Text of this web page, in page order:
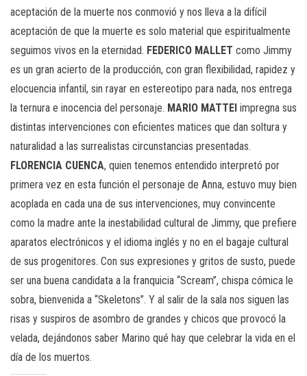
aceptación de la muerte nos conmovió y nos lleva a la difícil
aceptación de que la muerte es solo material que espiritualmente
seguimos vivos en la eternidad. FEDERICO MALLET como Jimmy
es un gran acierto de la producción, con gran flexibilidad, rapidez y
elocuencia infantil, sin rayar en estereotipo para nada, nos entrega
la ternura e inocencia del personaje. MARIO MATTEI impregna sus
distintas intervenciones con eficientes matices que dan soltura y
naturalidad a las surrealistas circunstancias presentadas.
FLORENCIA CUENCA, quien tenemos entendido interpretó por
primera vez en esta función el personaje de Anna, estuvo muy bien
acoplada en cada una de sus intervenciones, muy convincente
como la madre ante la inestabilidad cultural de Jimmy, que prefiere
aparatos electrónicos y el idioma inglés y no en el bagaje cultural
de sus progenitores. Con sus expresiones y gritos de susto, puede
ser una buena candidata a la franquicia “Scream”, chispa cómica le
sobra, bienvenida a “Skeletons”. Y al salir de la sala nos siguen las
risas y suspiros de asombro de grandes y chicos que provocó la
velada, dejándonos saber Marino qué hay que celebrar la vida en el
día de los muertos.